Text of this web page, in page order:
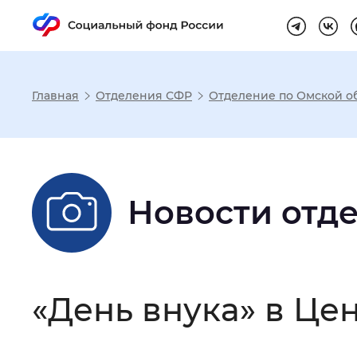
Настройка
Размер шрифта
Шрифт
Интервал между буквами:
Главная Отделения СФР Отделение по Омской
Новости
«День внука» в